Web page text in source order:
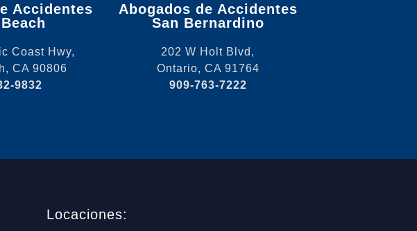
Accidentes
Coast Hwy,
CA 90806
9832
Abogados de Accidentes
San Bernardino
202 W Holt Blvd,
Ontario, CA 91764
909-763-7222
Locaciones: